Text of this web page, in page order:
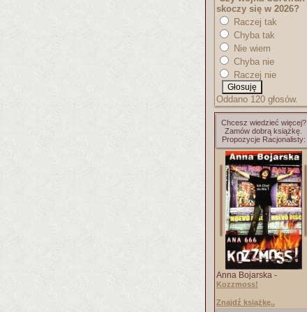
skoczy się w 2026?
Raczej tak
Chyba tak
Nie wiem
Chyba nie
Raczej nie
Oddano 120 głosów.
Chcesz wiedzieć więcej?
Zamów dobrą książkę.
Propozycje Racjonalisty:
Anna Bojarska -
Kozzmoss!
Znajdź książkę..